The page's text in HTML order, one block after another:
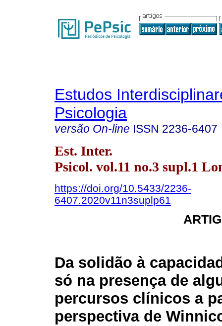
Estudos
Psicologia
versão On-line ISSN 2236-6407
Est. Inter.
Psicol. vol.11 no.3 supl.1
https://doi.org/10.5433/2236-
6407.2020v11n3suplp61
Da solidão à
só na presença de
percursos clínicos a
perspectiva de